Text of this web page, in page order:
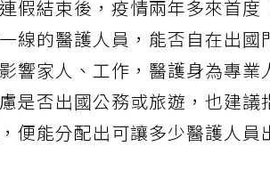
假結束後，疫情兩年多來首
線的醫護人員，能否自在出
響家人、工作，醫護身為專業
是否出國公務或旅遊，也建
便能分配出可讓多少醫護人員